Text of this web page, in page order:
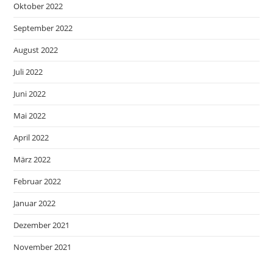
Oktober 2022
September 2022
August 2022
Juli 2022
Juni 2022
Mai 2022
April 2022
März 2022
Februar 2022
Januar 2022
Dezember 2021
November 2021